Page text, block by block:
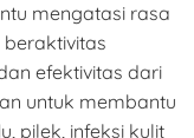
mengatasi rasa
efektivitas dari
untuk membantu
pilek, infeksi kulit